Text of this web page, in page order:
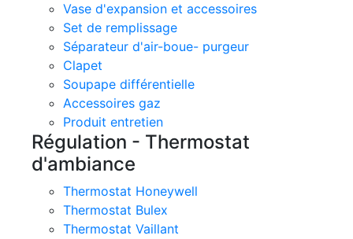
Vase d'expansion et accessoires
Set de remplissage
Séparateur d'air-boue- purgeur
Clapet
Soupape différentielle
Accessoires gaz
Produit entretien
Régulation - Thermostat
d'ambiance
Thermostat Honeywell
Thermostat Bulex
Thermostat Vaillant